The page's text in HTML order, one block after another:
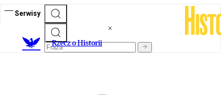
Serwisy
Rzecz o Historii